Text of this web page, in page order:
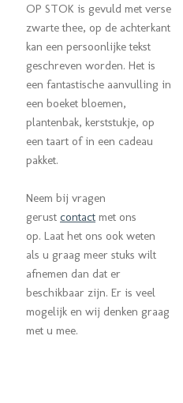
OP STOK is gevuld met verse
zwarte thee, op de achterkant
kan een persoonlijke tekst
geschreven worden. Het is
een fantastische aanvulling in
een boeket bloemen,
plantenbak, kerststukje, op
een taart of in een cadeau
pakket.
Neem bij vragen
gerust contact met ons
op. Laat het ons ook weten
als u graag meer stuks wilt
afnemen dan dat er
beschikbaar zijn. Er is veel
mogelijk en wij denken graag
met u mee.